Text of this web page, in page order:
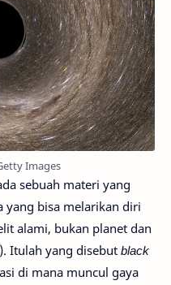
Images
sebuah materi yang
yang bisa melarikan diri
alami, bukan planet dan
Itulah yang disebut black
di mana muncul gaya